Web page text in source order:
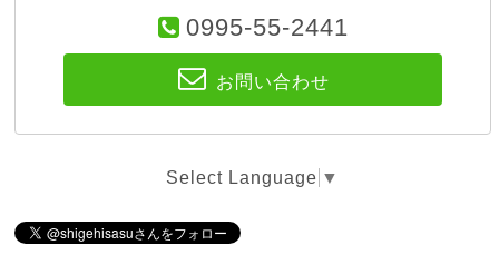
0995-55-2441
お問い合わせ
Select Language ▼